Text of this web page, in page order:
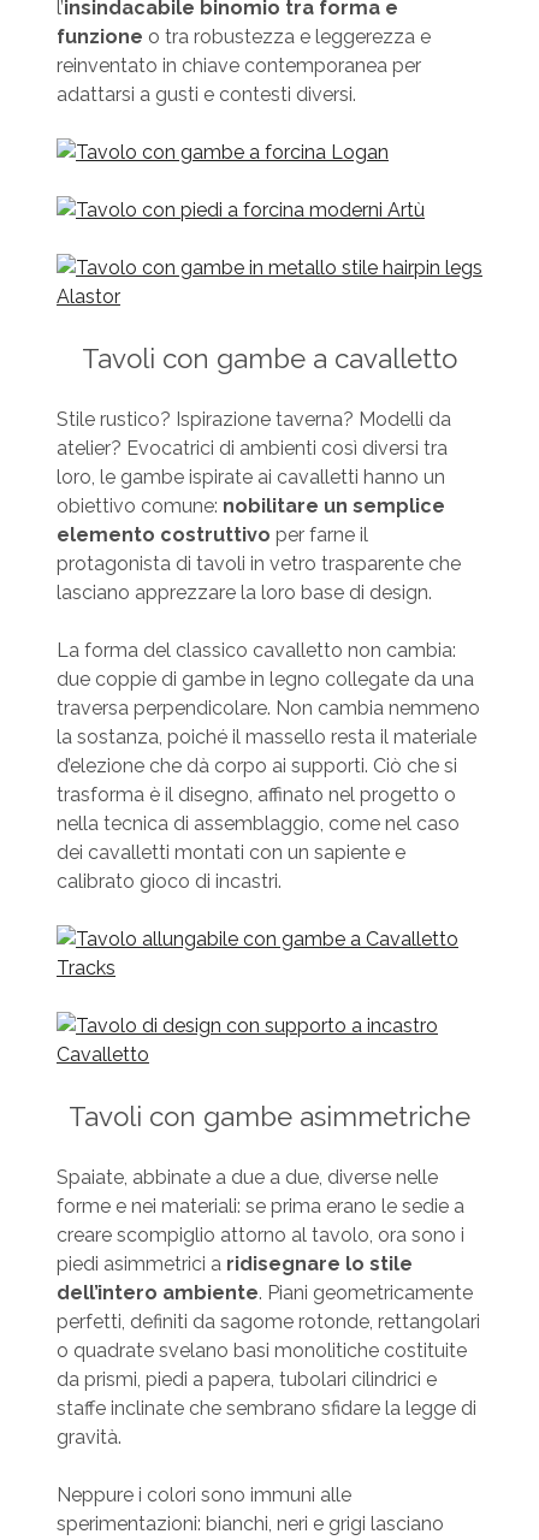
l’insindacabile binomio tra forma e
funzione o tra robustezza e leggerezza e
reinventato in chiave contemporanea per
adattarsi a gusti e contesti diversi.
Tavoli con gambe a cavalletto
Stile rustico? Ispirazione taverna? Modelli da
atelier? Evocatrici di ambienti così diversi tra
loro, le gambe ispirate ai cavalletti hanno un
obiettivo comune: nobilitare un semplice
elemento costruttivo per farne il
protagonista di tavoli in vetro trasparente che
lasciano apprezzare la loro base di design.
La forma del classico cavalletto non cambia:
due coppie di gambe in legno collegate da una
traversa perpendicolare. Non cambia nemmeno
la sostanza, poiché il massello resta il materiale
d’elezione che dà corpo ai supporti. Ciò che si
trasforma è il disegno, affinato nel progetto o
nella tecnica di assemblaggio, come nel caso
dei cavalletti montati con un sapiente e
calibrato gioco di incastri.
Tavoli con gambe asimmetriche
Spaiate, abbinate a due a due, diverse nelle
forme e nei materiali: se prima erano le sedie a
creare scompiglio attorno al tavolo, ora sono i
piedi asimmetrici a ridisegnare lo stile
dell’intero ambiente. Piani geometricamente
perfetti, definiti da sagome rotonde, rettangolari
o quadrate svelano basi monolitiche costituite
da prismi, piedi a papera, tubolari cilindrici e
staffe inclinate che sembrano sfidare la legge di
gravità.
Neppure i colori sono immuni alle
sperimentazioni: bianchi, neri e grigi lasciano